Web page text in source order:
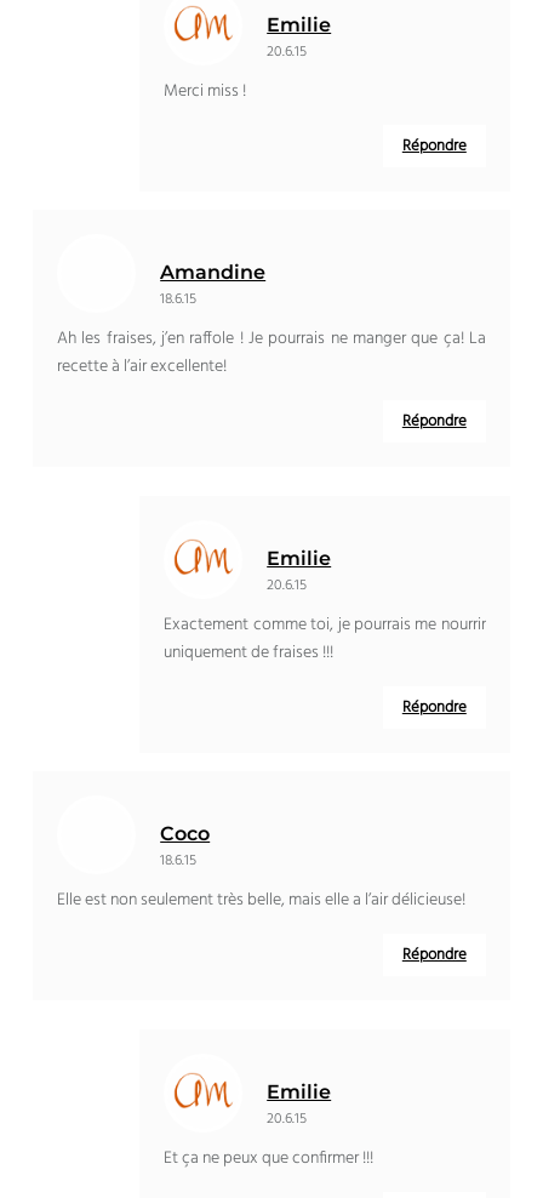
Emilie
20.6.15
Merci miss !
Répondre
Amandine
18.6.15
Ah les fraises, j’en raffole ! Je pourrais ne manger que ça! La
recette à l’air excellente!
Répondre
Emilie
20.6.15
Exactement comme toi, je pourrais me nourrir
uniquement de fraises !!!
Répondre
Coco
18.6.15
Elle est non seulement très belle, mais elle a l’air délicieuse!
Répondre
Emilie
20.6.15
Et ça ne peux que confirmer !!!